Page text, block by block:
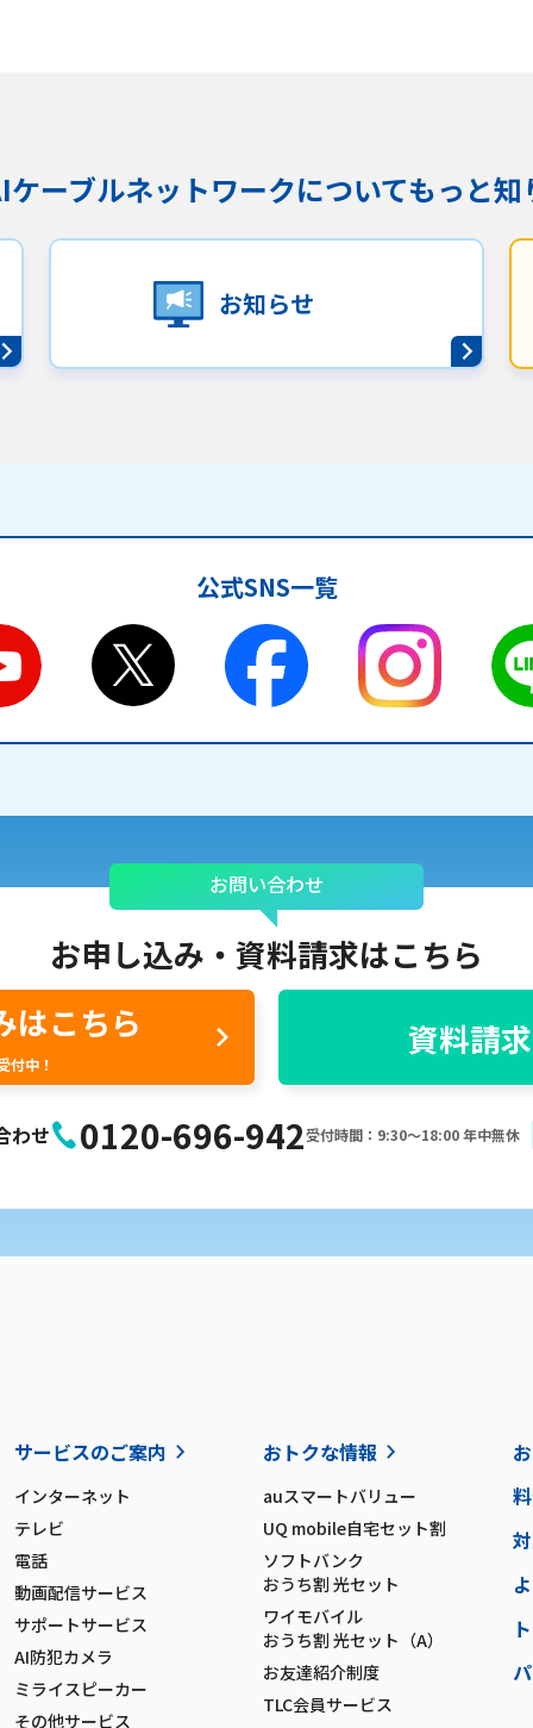
ケーブルネットワークについてもっと知
お知らせ
公式SNS一覧
お問い合わせ
お申し込み・ 資料請求はこちら
はこちら
付中！
資料請
わせ 0120-696-942受付時間：9:30〜18:00 年中無休
サービスのご案内
インターネット
テレビ
電話
動画配信サービス
サポートサービス
AI防犯カメラ
ミライスピーカー
その他サービス
おトクな情報
auスマートバリュー
UQ mobile自宅セット割
ソフトバンク
おうち割 光セット
ワイモバイル
おうち割 光セット（A）
お友達紹介制度
TLC会員サービス